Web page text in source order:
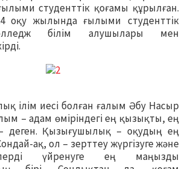
студенттік қоғамы құрылған.
оқу жылында ғылыми студенттік
білім алушылары мен
ілім иесі болған ғалым Әбу Насыр
– адам өміріндегі ең қызықты, ең
деген. Қызығушылық – оқудың ең
ақ, ол – зерттеу жүргізуге және
үйренуге ең маңызды